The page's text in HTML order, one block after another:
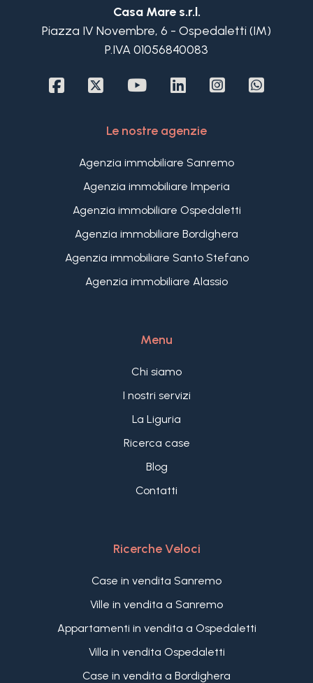
Casa Mare s.r.l.
Piazza IV Novembre, 6 - Ospedaletti (IM)
P.IVA 01056840083
Le nostre agenzie
Agenzia immobiliare Sanremo
Agenzia immobiliare Imperia
Agenzia immobiliare Ospedaletti
Agenzia immobiliare Bordighera
Agenzia immobiliare Santo Stefano
Agenzia immobiliare Alassio
Menu
Chi siamo
I nostri servizi
La Liguria
Ricerca case
Blog
Contatti
Ricerche Veloci
Case in vendita Sanremo
Ville in vendita a Sanremo
Appartamenti in vendita a Ospedaletti
Villa in vendita Ospedaletti
Case in vendita a Bordighera